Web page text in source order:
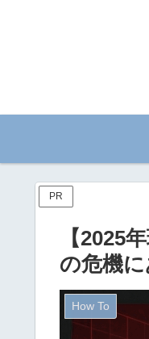
PR
【2025
の危機
How To